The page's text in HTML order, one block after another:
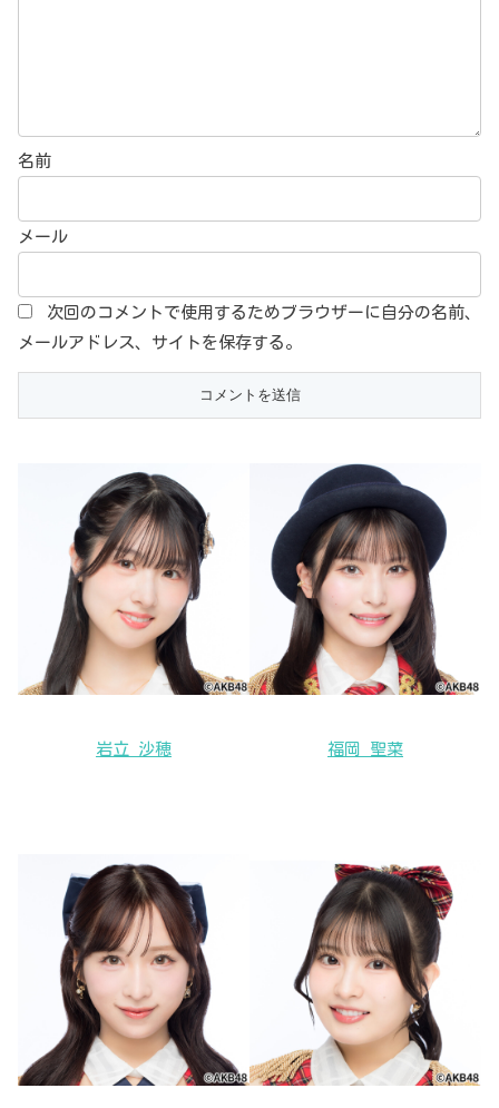
名前
メール
次回のコメントで使用するためブラウザーに自分の名前、
メールアドレス、サイトを保存する。
岩立 沙穂 福岡 聖菜